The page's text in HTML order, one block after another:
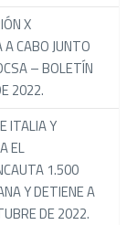
X
CABO JUNTO
– BOLETÍN
2022.
ITALIA Y
EL
1.500
Y DETIENE A
DE 2022.